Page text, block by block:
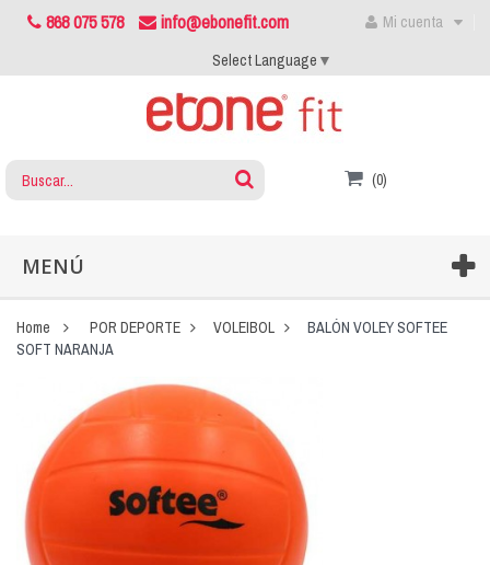
868 075 578 info@ebonefit.com
Mi cuenta
Select Language ▼
(0)
MENÚ
Home POR DEPORTE VOLEIBOL
BALÓN VOLEY SOFTEE
SOFT NARANJA